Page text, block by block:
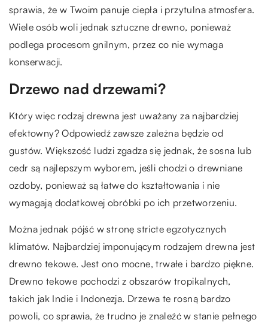
sprawia, że w Twoim panuje ciepła i przytulna atmosfera.
Wiele osób woli jednak sztuczne drewno, ponieważ
podlega procesom gnilnym, przez co nie wymaga
konserwacji.
Drzewo nad drzewami?
Który więc rodzaj drewna jest uważany za najbardziej
efektowny? Odpowiedź zawsze zależna będzie od
gustów. Większość ludzi zgadza się jednak, że sosna lub
cedr są najlepszym wyborem, jeśli chodzi o drewniane
ozdoby, ponieważ są łatwe do kształtowania i nie
wymagają dodatkowej obróbki po ich przetworzeniu.
Można jednak pójść w stronę stricte egzotycznych
klimatów. Najbardziej imponującym rodzajem drewna jest
drewno tekowe. Jest ono mocne, trwałe i bardzo piękne.
Drewno tekowe pochodzi z obszarów tropikalnych,
takich jak Indie i Indonezja. Drzewa te rosną bardzo
powoli, co sprawia, że trudno je znaleźć w stanie pełnego